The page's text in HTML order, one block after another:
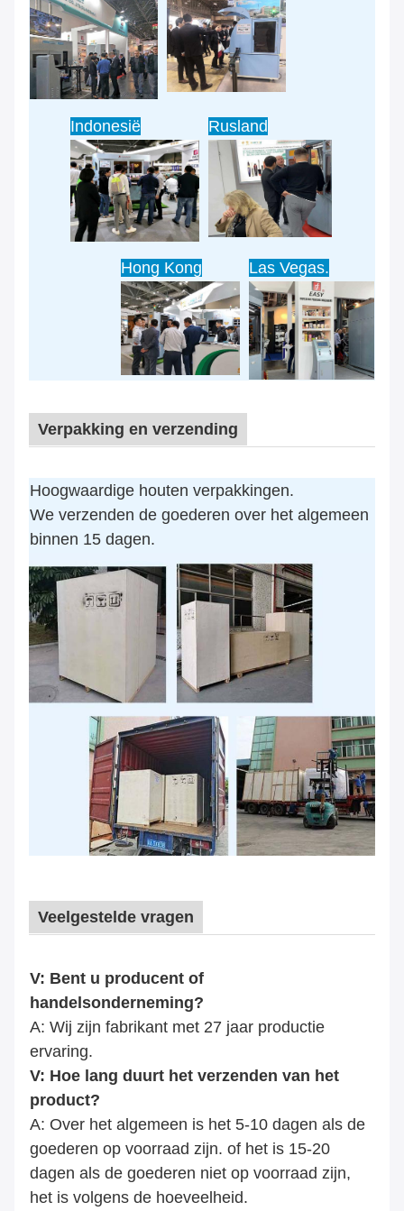
Indonesië Rusland
Hong Kong Las Vegas.
Verpakking en verzending
Hoogwaardige houten verpakkingen.
We verzenden de goederen over het algemeen
binnen 15 dagen.
Veelgestelde vragen
V: Bent u producent of
handelsonderneming?
A: Wij zijn fabrikant met 27 jaar productie
ervaring.
V: Hoe lang duurt het verzenden van het
product?
A: Over het algemeen is het 5-10 dagen als de
goederen op voorraad zijn. of het is 15-20
dagen als de goederen niet op voorraad zijn,
het is volgens de hoeveelheid.